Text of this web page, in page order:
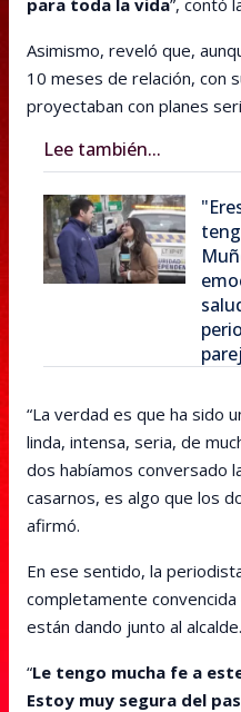
para toda la vida”, contó
Asimismo, reveló que,
10 meses de relación, con
proyectaban con planes
Lee también...
“La verdad es que ha sido
linda, intensa, seria, de
dos habíamos conversado
casarnos, es algo que los
afirmó.
En ese sentido, la
completamente
están dando junto al alcalde.
“Le tengo mucha fe a
Estoy muy segura del